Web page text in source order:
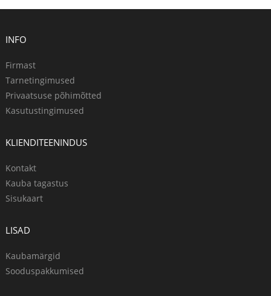
INFO
Firmast
Tarnetingimused
Privaatsuse põhimõtted
Kasutustingimused
KLIENDITEENINDUS
Kontakt
Kauba tagastus
Sisukaart
LISAD
Kaubamärgid
Sooduspakkumised